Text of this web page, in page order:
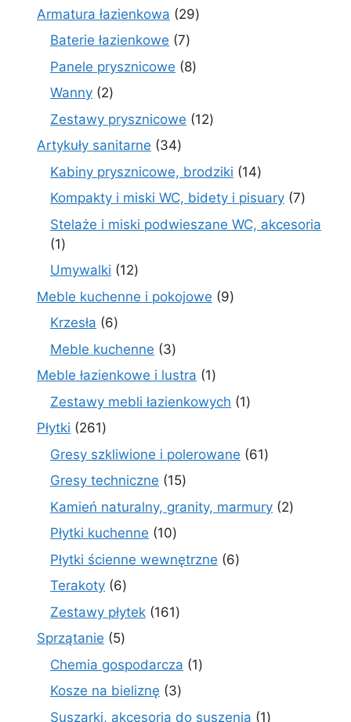
Armatura łazienkowa 2929
Baterie łazienkowe 77
produktów
Panele prysznicowe 88
Wanny 22
produkty
Zestawy prysznicowe 1212
Artykuły sanitarne 3434
produkty
Kabiny prysznicowe, brodziki 1414
produktów
Kompakty i miski WC, bidety i pisuary 77
Stelaże i miski podwieszane WC, akcesoria
11
produkt
Umywalki 1212
produktów
Meble kuchenne i pokojowe 99
Krzesła 66
produktów
Meble kuchenne 33
produkty
Meble łazienkowe i lustra 11
produkt
Zestawy mebli łazienkowych 11
Płytki 261261
produktów
Gresy szkliwione i polerowane 6161
Gresy techniczne 1515
produktów
Kamień naturalny, granity, marmury 22
Płytki kuchenne 1010
produktów
Płytki ścienne wewnętrzne 66
Terakoty 66
produktów
Zestawy płytek 161161
Sprzątanie 55
produktów
Chemia gospodarcza 11
Kosze na bieliznę 33
produkty
Suszarki, akcesoria do suszenia 11